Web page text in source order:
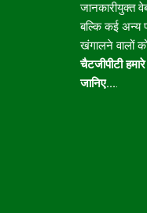
जानकारीयुक्त
बल्कि कई अन्य
खंगालने वालों
चैटजीपीटी
जानिए....